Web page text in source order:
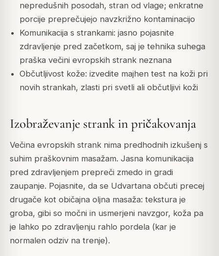
nepredušnih posodah, stran od vlage; enkratne
porcije preprečujejo navzkrižno kontaminacijo
Komunikacija s strankami: jasno pojasnite
zdravljenje pred začetkom, saj je tehnika suhega
praška večini evropskih strank neznana
Občutljivost kože: izvedite majhen test na koži pri
novih strankah, zlasti pri svetli ali občutljivi koži
Izobraževanje strank in pričakovanja
Večina evropskih strank nima predhodnih izkušenj s
suhim praškovnim masažam. Jasna komunikacija
pred zdravljenjem prepreči zmedo in gradi
zaupanje. Pojasnite, da se Udvartana občuti precej
drugače kot običajna oljna masaža: tekstura je
groba, gibi so močni in usmerjeni navzgor, koža pa
je lahko po zdravljenju rahlo pordela (kar je
normalen odziv na trenje).